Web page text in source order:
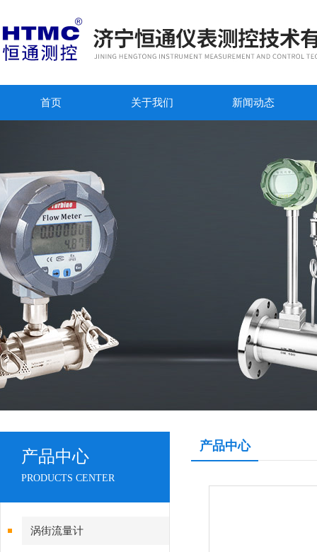
首页 关于我们 新闻动态
产品中心
PRODUCTS CENTER
涡街流量计
产品中心